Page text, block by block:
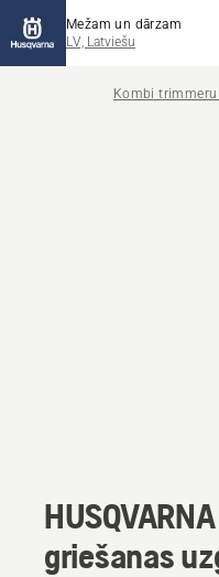
Mežam un dārzam
LV, Latviešu
Kombi
griešanas